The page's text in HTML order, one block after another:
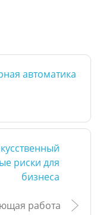
автоматика
риски для
бизнеса
работа